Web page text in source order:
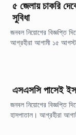
৫ জেলায় চাকরি
সুবিধা
জনবল নিয়োগের বিজ্ঞপ্তি
আগ্রহীরা আগামী ১৫
এসএসসি পাসেই
জনবল নিয়োগের বিজ্ঞপ্তি
হাসপাতাল। আগ্রহীরা